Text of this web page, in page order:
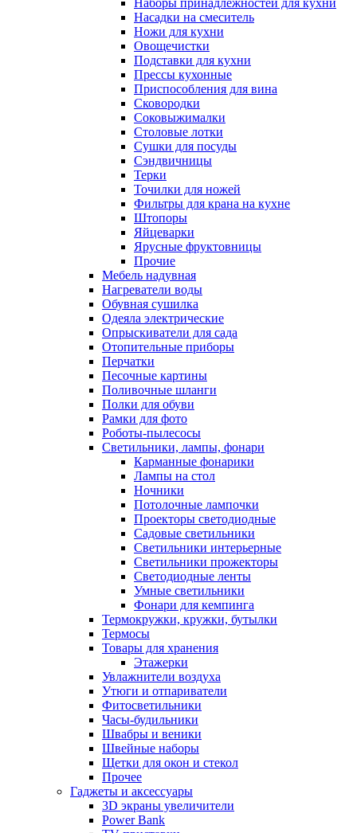
Наборы принадлежностей для кухни
Насадки на смеситель
Ножи для кухни
Овощечистки
Подставки для кухни
Прессы кухонные
Приспособления для вина
Сковородки
Соковыжималки
Столовые лотки
Сушки для посуды
Сэндвичницы
Терки
Точилки для ножей
Фильтры для крана на кухне
Штопоры
Яйцеварки
Ярусные фруктовницы
Прочие
Мебель надувная
Нагреватели воды
Обувная сушилка
Одеяла электрические
Опрыскиватели для сада
Отопительные приборы
Перчатки
Песочные картины
Поливочные шланги
Полки для обуви
Рамки для фото
Роботы-пылесосы
Светильники, лампы, фонари
Карманные фонарики
Лампы на стол
Ночники
Потолочные лампочки
Проекторы светодиодные
Садовые светильники
Светильники интерьерные
Светильники прожекторы
Светодиодные ленты
Умные светильники
Фонари для кемпинга
Термокружки, кружки, бутылки
Термосы
Товары для хранения
Этажерки
Увлажнители воздуха
Утюги и отпариватели
Фитосветильники
Часы-будильники
Швабры и веники
Швейные наборы
Щетки для окон и стекол
Прочее
Гаджеты и аксессуары
3D экраны увеличители
Power Bank